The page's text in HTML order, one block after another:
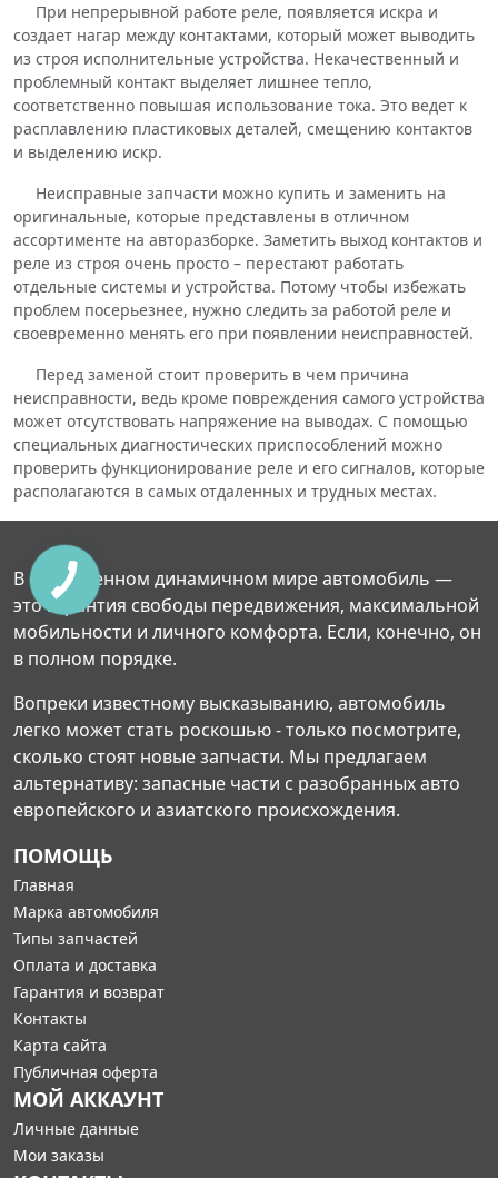
При непрерывной работе реле, появляется искра и
создает нагар между контактами, который может выводить
из строя исполнительные устройства. Некачественный и
проблемный контакт выделяет лишнее тепло,
соответственно повышая использование тока. Это ведет к
расплавлению пластиковых деталей, смещению контактов
и выделению искр.
Неисправные запчасти можно купить и заменить на
оригинальные, которые представлены в отличном
ассортименте на авторазборке. Заметить выход контактов и
реле из строя очень просто – перестают работать
отдельные системы и устройства. Потому чтобы избежать
проблем посерьезнее, нужно следить за работой реле и
своевременно менять его при появлении неисправностей.
Перед заменой стоит проверить в чем причина
неисправности, ведь кроме повреждения самого устройства
может отсутствовать напряжение на выводах. С помощью
специальных диагностических приспособлений можно
проверить функционирование реле и его сигналов, которые
располагаются в самых отдаленных и трудных местах.
В современном динамичном мире автомобиль —
это гарантия свободы передвижения, максимальной
мобильности и личного комфорта. Если, конечно, он
в полном порядке.
Вопреки известному высказыванию, автомобиль
легко может стать роскошью - только посмотрите,
сколько стоят новые запчасти. Мы предлагаем
альтернативу: запасные части с разобранных авто
европейского и азиатского происхождения.
ПОМОЩЬ
Главная
Марка автомобиля
Типы запчастей
Оплата и доставка
Гарантия и возврат
Контакты
Карта сайта
Публичная оферта
МОЙ АККАУНТ
Личные данные
Мои заказы